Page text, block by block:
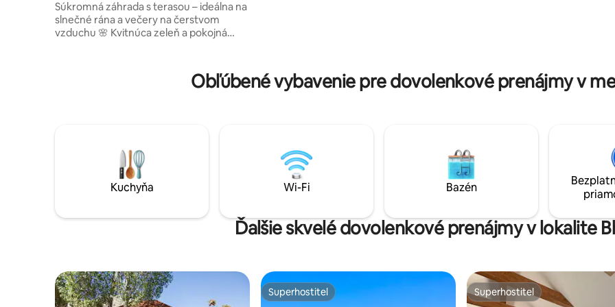
Súkromná záhrada s terasou – ideálna na
slnečné rána a večery na čerstvom
vzduchu 🌸 Kvitnúca zeleň a pokojná
Pokojné a súkromné miesto na oddych
obklopené prírodou 🍽️ Plne vybavená
interiéri 🚗Jednoduchý prístup k
jednotlivcov – dobrodruhov alebo na
pokojný jarný výlet
Obľúbené vybavenie pre dovolenkové prenájmy v
Kuchyňa Wi-Fi Bazén
Ďalšie skvelé dovolenkové prenájmy v lokalite
Superhostiteľ
Superhostiteľ Superhostiteľ
Superhostiteľ